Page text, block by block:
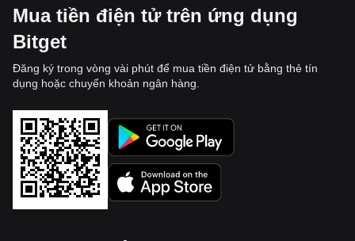
Mua tiền điện tử trên ứng dụng
Bitget
Đăng ký trong vòng vài phút để mua tiền điện tử bằng thẻ tín
dụng hoặc chuyển khoản ngân hàng.